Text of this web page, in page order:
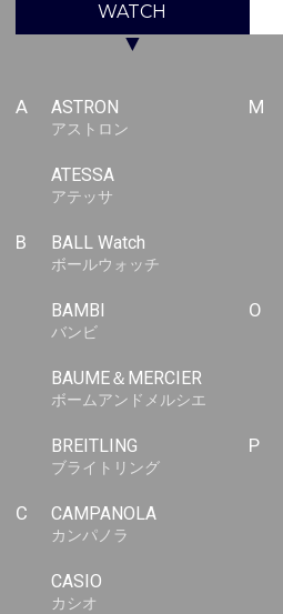
WATCH
▼
A ASTRON
アストロン
ATESSA
アテッサ
B BALL Watch
ボールウォッチ
BAMBI
バンビ
BAUME＆MERCIER
ボームアンドメルシエ
BREITLING
ブライトリング
C CAMPANOLA
カンパノラ
CASIO
カシオ
M
O
P